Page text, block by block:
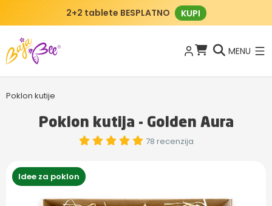
2+2 tablete BESPLATNO KUPI
MENU
Poklon kutije
Poklon kutija - Golden Aura
78 recenzija
Idee za poklon